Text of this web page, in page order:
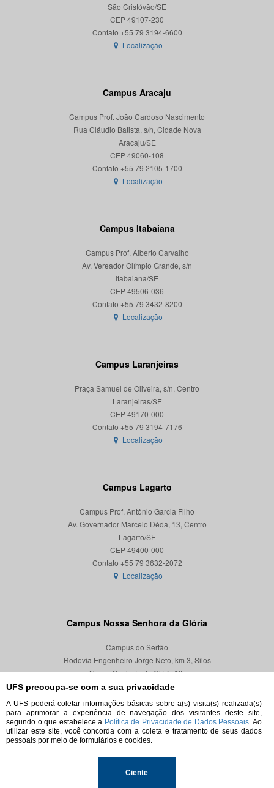
UFS preocupa-se com a sua privacidade
A UFS poderá coletar informações básicas sobre a(s) visita(s) realizada(s)
para aprimorar a experiência de navegação dos visitantes deste site,
segundo o que estabelece a Política de Privacidade de Dados Pessoais. Ao
utilizar este site, você concorda com a coleta e tratamento de seus dados
pessoais por meio de formulários e cookies.
Ciente
São Cristóvão/SE
CEP 49107-230
Localização
Campus Aracaju
Campus Prof. João Cardoso Nascimento
Rua Cláudio Batista, s/n, Cidade Nova
Aracaju/SE
CEP 49060-108
Localização
Campus Itabaiana
Campus Prof. Alberto Carvalho
Av. Vereador Olímpio Grande, s/n
Itabaiana/SE
CEP 49506-036
Localização
Campus Laranjeiras
Praça Samuel de Oliveira, s/n, Centro
Laranjeiras/SE
CEP 49170-000
Localização
Campus Lagarto
Campus Prof. Antônio Garcia Filho
Av. Governador Marcelo Déda, 13, Centro
Lagarto/SE
CEP 49400-000
Localização
Campus Nossa Senhora da Glória
Campus do Sertão
Rodovia Engenheiro Jorge Neto, km 3, Silos
Nossa Senhora da Glória/SE
CEP 49680-000
Localização
© 2026. Todos os direitos reservados.